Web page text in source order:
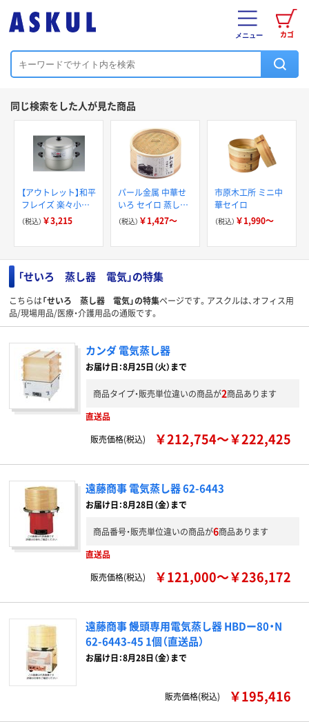
カゴ
メニュー
同じ検索をした人が見た商品
【アウトレット】和平
フレイズ 楽々小町
アルマイト加工二段
蒸し器30cm RR-
（税込） ￥3,215
パール金属 中華せ
いろ セイロ 蒸し器
竹 木
（税込） ￥1,427～
市原木工所 ミニ中
華セイロ
（税込） ￥1,990～
「せいろ 蒸し器 電気」の特集
こちらは「せいろ 蒸し器 電気」の特集ページです。アスクルは、オフィス用
品/現場用品/医療・介護用品の通販です。
カンダ 電気蒸し器
お届け日：8月25日（火）まで
商品タイプ・販売単位違いの商品が2商品あります
直送品
販売価格(税込)
￥212,754～￥222,425
遠藤商事 電気蒸し器 62-6443
お届け日：8月28日（金）まで
商品番号・販売単位違いの商品が6商品あります
直送品
販売価格(税込)
￥121,000～￥236,172
遠藤商事 饅頭専用電気蒸し器 HBDー80・N
62-6443-45 1個（直送品）
お届け日：8月28日（金）まで
販売価格(税込) ￥195,416